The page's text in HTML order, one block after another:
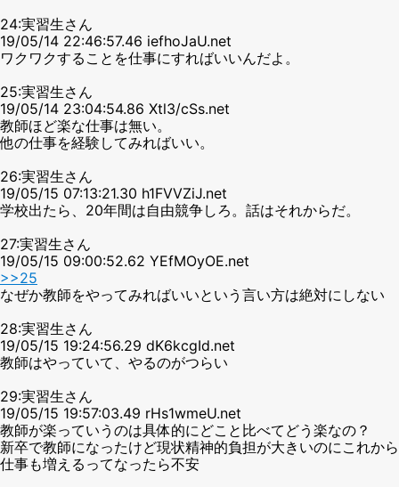
24:実習生さん
19/05/14 22:46:57.46 iefhoJaU.net
ワクワクすることを仕事にすればいいんだよ。
25:実習生さん
19/05/14 23:04:54.86 Xtl3/cSs.net
教師ほど楽な仕事は無い。
他の仕事を経験してみればいい。
26:実習生さん
19/05/15 07:13:21.30 h1FVVZiJ.net
学校出たら、20年間は自由競争しろ。話はそれからだ。
27:実習生さん
19/05/15 09:00:52.62 YEfMOyOE.net
>>25
なぜか教師をやってみればいいという言い方は絶対にしない
28:実習生さん
19/05/15 19:24:56.29 dK6kcgId.net
教師はやっていて、やるのがつらい
29:実習生さん
19/05/15 19:57:03.49 rHs1wmeU.net
教師が楽っていうのは具体的にどこと比べてどう楽なの？
新卒で教師になったけど現状精神的負担が大きいのにこれから
仕事も増えるってなったら不安